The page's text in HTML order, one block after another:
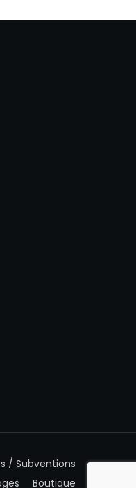
/ Subventions
Boutique